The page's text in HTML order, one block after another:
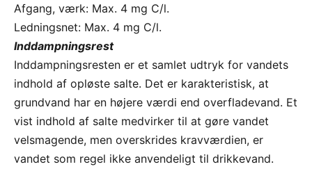
Afgang, værk: Max. 4 mg C/l.
Ledningsnet: Max. 4 mg C/l.
Inddampningsrest
Inddampningsresten er et samlet udtryk for vandets
indhold af opløste salte. Det er karakteristisk, at
grundvand har en højere værdi end overfladevand. Et
vist indhold af salte medvirker til at gøre vandet
velsmagende, men overskrides kravværdien, er
vandet som regel ikke anvendeligt til drikkevand.